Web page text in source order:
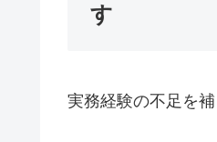
す
実務経験の不足を